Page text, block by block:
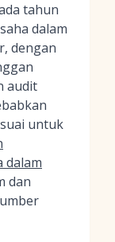
tahun
dalam
dengan
audit
untuk
dalam
dan